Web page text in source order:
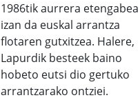
1986tik aurrera etengabea
izan da euskal arrantza
flotaren gutxitzea. Halere,
Lapurdik besteek baino
hobeto eutsi dio gertuko
arrantzarako ontziei.